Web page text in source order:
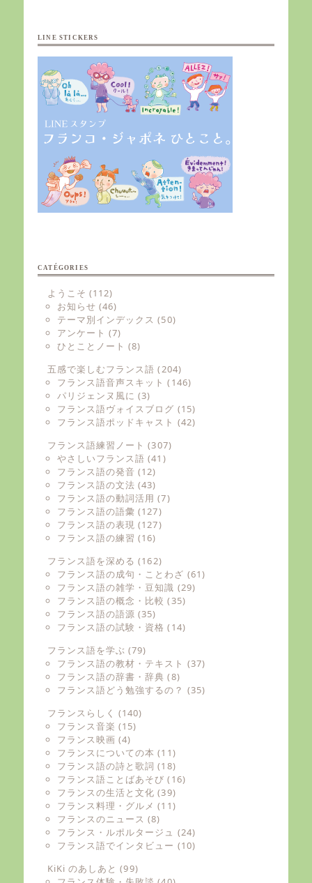
LINE STICKERS
CATÉGORIES
ようこそ (112)
お知らせ (46)
テーマ別インデックス (50)
アンケート (7)
ひとことノート (8)
五感で楽しむフランス語 (204)
フランス語音声スキット (146)
パリジェンヌ風に (3)
フランス語ヴォイスブログ (15)
フランス語ポッドキャスト (42)
フランス語練習ノート (307)
やさしいフランス語 (41)
フランス語の発音 (12)
フランス語の文法 (43)
フランス語の動詞活用 (7)
フランス語の語彙 (127)
フランス語の表現 (127)
フランス語の練習 (16)
フランス語を深める (162)
フランス語の成句・ことわざ (61)
フランス語の雑学・豆知識 (29)
フランス語の概念・比較 (35)
フランス語の語源 (35)
フランス語の試験・資格 (14)
フランス語を学ぶ (79)
フランス語の教材・テキスト (37)
フランス語の辞書・辞典 (8)
フランス語どう勉強するの？ (35)
フランスらしく (140)
フランス音楽 (15)
フランス映画 (4)
フランスについての本 (11)
フランス語の詩と歌詞 (18)
フランス語ことばあそび (16)
フランスの生活と文化 (39)
フランス料理・グルメ (11)
フランスのニュース (8)
フランス・ルポルタージュ (24)
フランス語でインタビュー (10)
KiKi のあしあと (99)